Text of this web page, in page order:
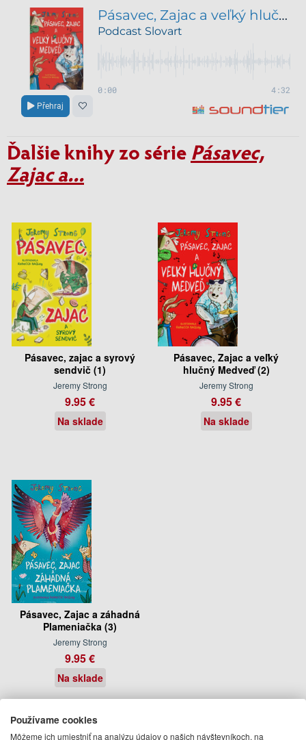
Ďalšie knihy zo série Pásavec,
Zajac a...
Pásavec, zajac a syrový
sendvič (1)
Jeremy Strong
9.95 €
Na sklade
Pásavec, Zajac a veľký
hlučný Medveď (2)
Jeremy Strong
9.95 €
Na sklade
Pásavec, Zajac a záhadná
Plameniačka (3)
Jeremy Strong
9.95 €
Na sklade
Autor
Používame cookies
Môžeme ich umiestniť na analýzu údajov o našich návštevníkoch, na